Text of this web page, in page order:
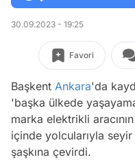
30.09.2023 - 19:25
Favori
Başkent Ankara'da
'başka ülkede
marka elektrikli
içinde yolcularıyla
şaşkına çevirdi.